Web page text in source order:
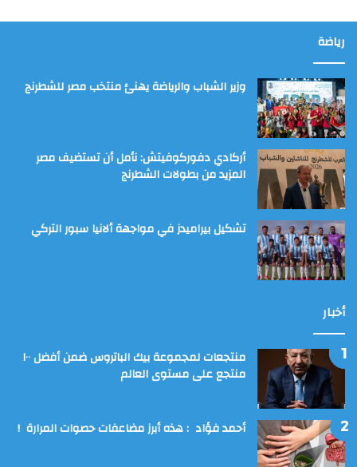
رياضة
وزير الشباب والرياضة يهنئ منتخب مصر للشطرنج
أركادي دفوركوفيتش: نأمل أن تستضيف مصر
المزيد من بطولات الشطرنج
تشكيل بيراميدز في مواجهة ألانيا سبور التركي
أخبار
منتجعات لمجموعة بيك الباتروس ضمن أفضل ١٠٠
منتجع على مستوى العالم
أحمد فؤاد : هذه أبرز مضاعفات حصوات المرارة !